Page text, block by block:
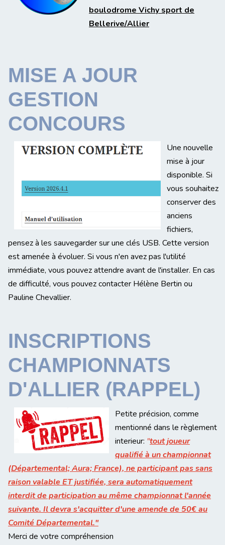
boulodrome Vichy sport de
Bellerive/Allier
MISE A JOUR
GESTION
CONCOURS
Une nouvelle
mise à jour
disponible. Si
vous souhaitez
conserver des
anciens
fichiers,
pensez à les sauvegarder sur une clés USB. Cette version
est amenée à évoluer. Si vous n'en avez pas l'utilité
immédiate, vous pouvez attendre avant de l'installer. En cas
de difficulté, vous pouvez contacter Hélène Bertin ou
Pauline Chevallier.
INSCRIPTIONS
CHAMPIONNATS
D'ALLIER (RAPPEL)
Petite précision, comme
mentionné dans le règlement
interieur: "tout joueur
qualifié à un championnat
(Départemental; Aura; France), ne participant pas sans
raison valable ET justifiée, sera automatiquement
interdit de participation au même championnat l'année
suivante. Il devra s'acquitter d'une amende de 50€ au
Comité Départemental."
Merci de votre compréhension